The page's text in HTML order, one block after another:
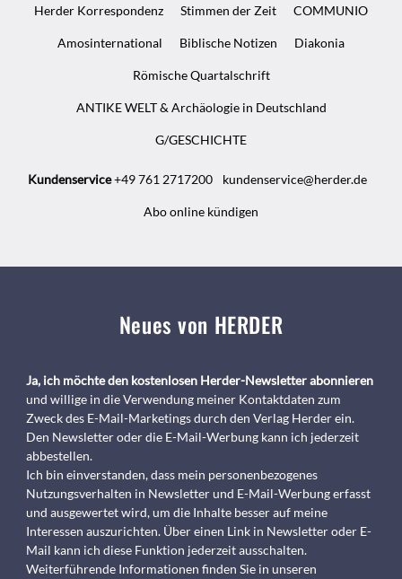
Herder Korrespondenz Stimmen der Zeit COMMUNIO
Amosinternational Biblische Notizen Diakonia
Römische Quartalschrift
ANTIKE WELT & Archäologie in Deutschland
G/GESCHICHTE
Kundenservice+49 761 2717200 kundenservice@herder.de
Abo online kündigen
Neues von HERDER
Ja, ich möchte den kostenlosen Herder-Newsletter abonnieren
und willige in die Verwendung meiner Kontaktdaten zum
Zweck des E-Mail-Marketings durch den Verlag Herder ein.
Den Newsletter oder die E-Mail-Werbung kann ich jederzeit
abbestellen.
Ich bin einverstanden, dass mein personenbezogenes
Nutzungsverhalten in Newsletter und E-Mail-Werbung erfasst
und ausgewertet wird, um die Inhalte besser auf meine
Interessen auszurichten. Über einen Link in Newsletter oder E-
Mail kann ich diese Funktion jederzeit ausschalten.
Weiterführende Informationen finden Sie in unseren